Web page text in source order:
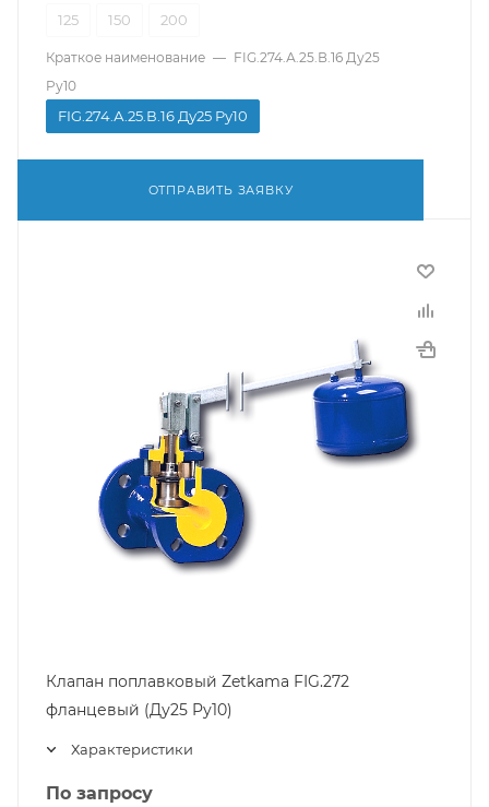
125 150 200
Краткое наименование — FIG.274.А.25.В.16 Ду25
Pу10
FIG.274.А.25.В.16 Ду25 Pу10
ОТПРАВИТЬ ЗАЯВКУ
Клапан поплавковый Zetkama FIG.272
фланцевый (Ду25 Pу10)
Характеристики
По запросу